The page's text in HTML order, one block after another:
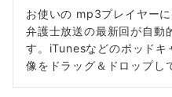
お使いの mp3プレイヤーに
弁護士放送の最新回が自動
す。iTunesなどのポッドキ
像をドラッグ＆ドロップし